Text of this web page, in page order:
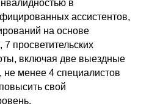
в
ассистентов,
на основе
просветительских
включая две выездные
менее 4 специалистов
свой